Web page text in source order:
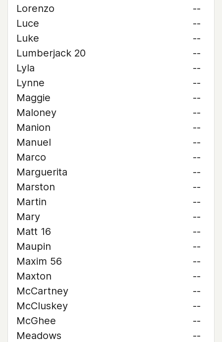
Lorenzo
--
Luce
--
Luke
--
Lumberjack 20
--
Lyla
--
Lynne
--
Maggie
--
Maloney
--
Manion
--
Manuel
--
Marco
--
Marguerita
--
Marston
--
Martin
--
Mary
--
Matt 16
--
Maupin
--
Maxim 56
--
Maxton
--
McCartney
--
McCluskey
--
McGhee
--
Meadows
--